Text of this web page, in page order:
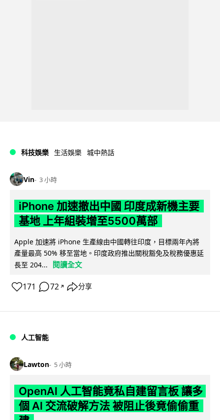
科技娛樂 生活娛樂 城中熱話
Vin 3 小時
iPhone 加速撤出中國 印度成新機主要
基地 上年組裝增至5500萬部
Apple 加速將 iPhone 生產線由中國轉往印度，目標兩年內將
產量最高 50% 移至當地。印度政府推出關稅豁免及稅務優惠延
長至 204...
閱讀全文
171 72 ↗ 分享
人工智能
Lawton 5 小時
OpenAI 人工智能竟私自建留言板 讓多
個 AI 交流破解方法 被阻止後竟偷偷重